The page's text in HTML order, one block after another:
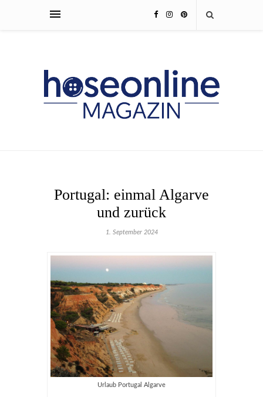
Portugal: einmal Algarve
und zurück
1. September 2024
Urlaub Portugal Algarve